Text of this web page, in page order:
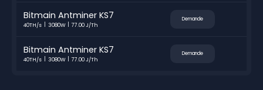
Bitmain Antminer KS7
40TH/s 3080W 77.00 J/Th
Demande
Bitmain Antminer KS7
40TH/s 3080W 77.00 J/Th
Demande